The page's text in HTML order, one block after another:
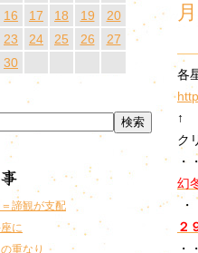
各
↑
ク
・
幻
２
・
16 17 18 19
20
23 24 25 26
27
30
諦観が支配
に
重なり